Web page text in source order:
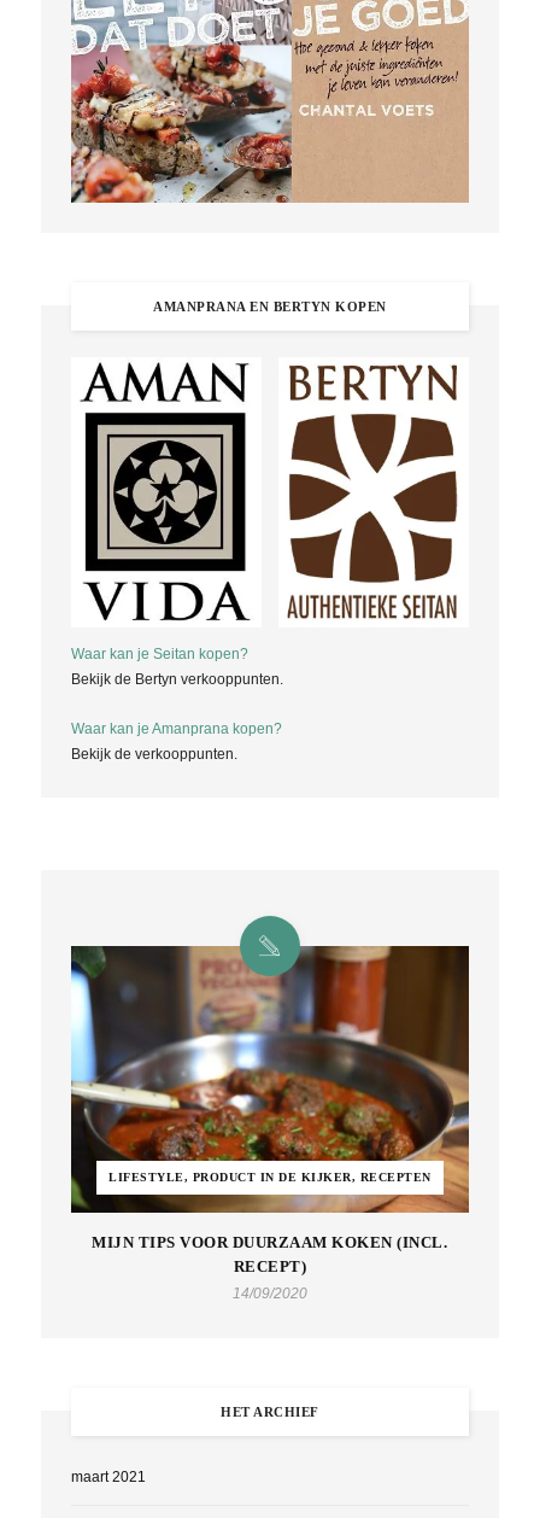
AMANPRANA EN BERTYN KOPEN
Waar kan je Seitan kopen?
Bekijk de Bertyn verkooppunten.
Waar kan je Amanprana kopen?
Bekijk de verkooppunten.
LIFESTYLE, PRODUCT IN DE KIJKER, RECEPTEN
MIJN TIPS VOOR DUURZAAM KOKEN (INCL.
RECEPT)
14/09/2020
HET ARCHIEF
maart 2021